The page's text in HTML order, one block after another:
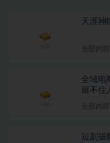
天涯神
全域电
留不住
短剧摄